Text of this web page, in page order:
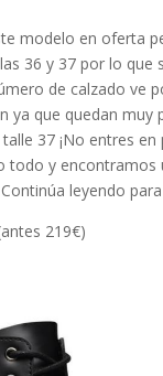
modelo en oferta
36 y 37 por lo que
de calzado ve
ya que quedan muy
37 ¡No entres en
todo y encontramos
leyendo
219€)